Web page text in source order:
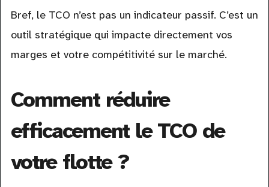
Bref, le TCO n’est pas un indicateur passif. C’est un
outil stratégique qui impacte directement vos
marges et votre compétitivité sur le marché.
Comment réduire
efficacement le TCO de
votre flotte ?